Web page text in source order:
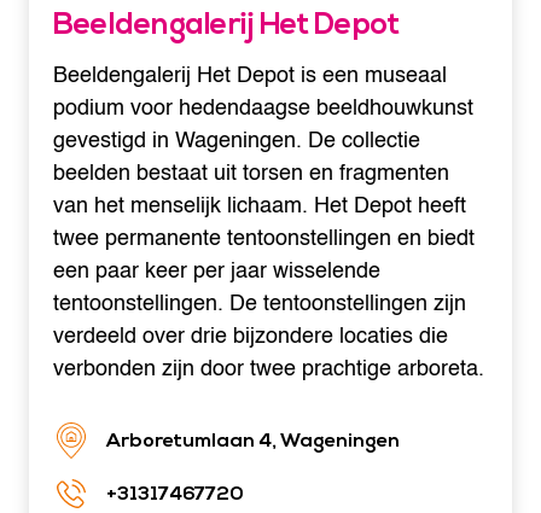
Beeldengalerij Het Depot
Beeldengalerij Het Depot is een museaal
podium voor hedendaagse beeldhouwkunst
gevestigd in Wageningen. De collectie
beelden bestaat uit torsen en fragmenten
van het menselijk lichaam. Het Depot heeft
twee permanente tentoonstellingen en biedt
een paar keer per jaar wisselende
tentoonstellingen. De tentoonstellingen zijn
verdeeld over drie bijzondere locaties die
verbonden zijn door twee prachtige arboreta.
Arboretumlaan 4, Wageningen
+31317467720